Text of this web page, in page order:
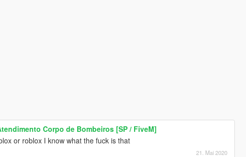
Corpo de Bombeiros [SP / FiveM]
or roblox I know what the fuck is that
21. Mai 2020